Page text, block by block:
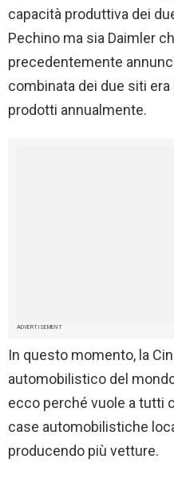
capacità produttiva dei
Pechino ma sia Daimler
precedentemente
combinata dei due siti
prodotti annualmente.
ADVERTISEMENT
In questo momento, la
automobilistico del
ecco perché vuole a tutti
case automobilistiche
producendo più vetture.